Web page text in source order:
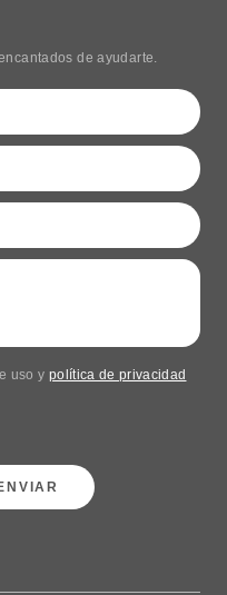
de ayudarte.
uso y política de privacidad